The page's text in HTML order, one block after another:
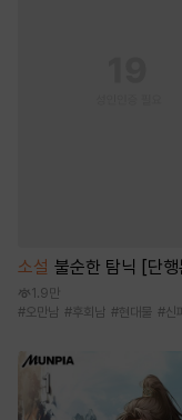
소설 불순한 탐닉 [단행
1.9만
#오만남 #후회남 #현대물 #신